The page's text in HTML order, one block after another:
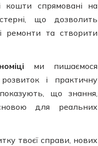
кошти спрямовані на
що дозволить
ремонти та створити
ми пишаємося
і практичну
що знання,
для реальних
твоєї справи, нових